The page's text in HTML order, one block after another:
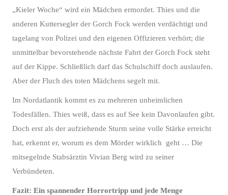
„Kieler Woche“ wird ein Mädchen ermordet. Thies und die
anderen Kuttersegler der Gorch Fock werden verdächtigt und
tagelang von Polizei und den eigenen Offizieren verhört; die
unmittelbar bevorstehende nächste Fahrt der Gorch Fock steht
auf der Kippe. Schließlich darf das Schulschiff doch auslaufen.
Aber der Fluch des toten Mädchens segelt mit.
Im Nordatlantik kommt es zu mehreren unheimlichen
Todesfällen. Thies weiß, dass es auf See kein Davonlaufen gibt.
Doch erst als der aufziehende Sturm seine volle Stärke erreicht
hat, erkennt er, worum es dem Mörder wirklich geht … Die
mitsegelnde Stabsärztin Vivian Berg wird zu seiner
Verbündeten.
Fazit: Ein spannender Horrortripp und jede Menge